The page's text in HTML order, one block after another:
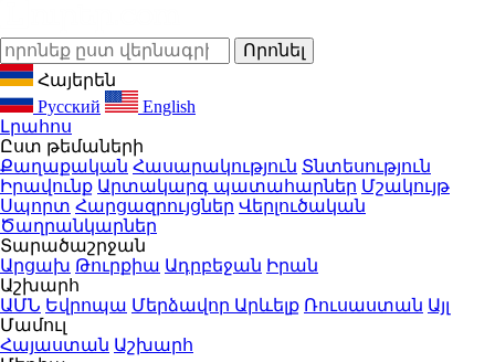
Հայերեն
Русский
English
Լրահոս
Ըստ թեմաների
Քաղաքական Հասարակություն Տնտեսություն
Իրավունք Արտակարգ պատահարներ Մշակույթ
Սպորտ Հարցազրույցներ Վերլուծական
Ծաղրանկարներ
Տարածաշրջան
Արցախ Թուրքիա Ադրբեջան Իրան
Աշխարհ
ԱՄՆ Եվրոպա Մերձավոր Արևելք Ռուսաստան Այլ
Մամուլ
Հայաստան Աշխարհ